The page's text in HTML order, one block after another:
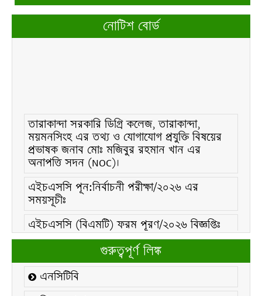
নোটিশ বোর্ড
তারাকান্দা সরকারি ডিগ্রি কলেজ, তারাকান্দা,
ময়মনসিংহ এর তথ্য ও যোগাযোগ প্রযুক্তি বিষয়ের
প্রভাষক জনাব মোঃ মজিবুর রহমান খান এর
অনাপত্তি সদন (NOC)।
এইচএসসি পূন:নির্বাচনী পরীক্ষা/২০২৬ এর
সময়সূচীঃ
এইচএসসি (বিএমটি) ফরম পূরণ/২০২৬ বিজ্ঞপ্তিঃ
এইচএসসি ফরম/২০২৬ পূরণ বিজ্ঞপ্তিঃ
২১ ফেব্রুয়ারি/২০২৬ ইং তারিখে “শহিদ দিবস ও
আন্তর্জাতিক মাতৃভাষা দিবস-২০২৬ উদযাপন
গুরুত্বপূর্ণ লিঙ্ক
এনসিটিবি